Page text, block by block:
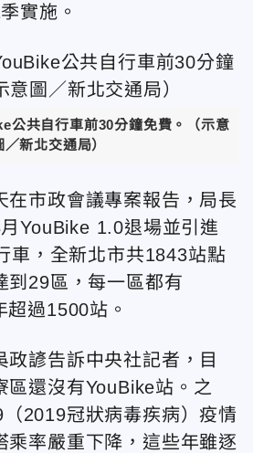
實施。
公共自行車前30分鐘免費。（示意
／新北交通局）
在市政會議專案報告，局長
YouBike 1.0退場並引進
車，全新北市共1843站點
到29區，每一區都有
過1500站。
政諺告訴中央社記者，目
區還沒有YouBike站。之
2019冠狀病毒疾病）疫情
乘率嚴重下降，這些年雖逐